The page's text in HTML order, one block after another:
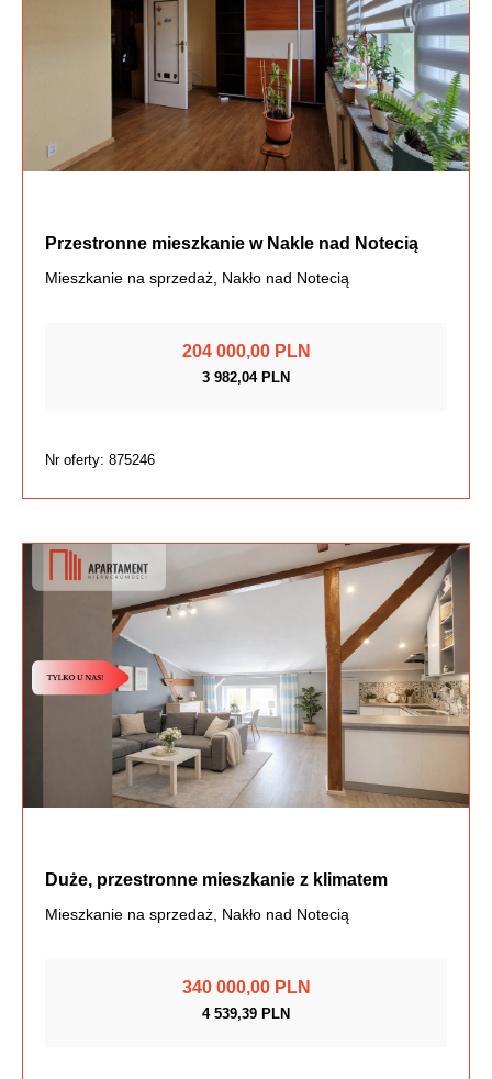
Przestronne mieszkanie w Nakle nad Notecią
Mieszkanie na sprzedaż, Nakło nad Notecią
204 000,00 PLN
3 982,04 PLN
Nr oferty: 875246
Duże, przestronne mieszkanie z klimatem
Mieszkanie na sprzedaż, Nakło nad Notecią
340 000,00 PLN
4 539,39 PLN